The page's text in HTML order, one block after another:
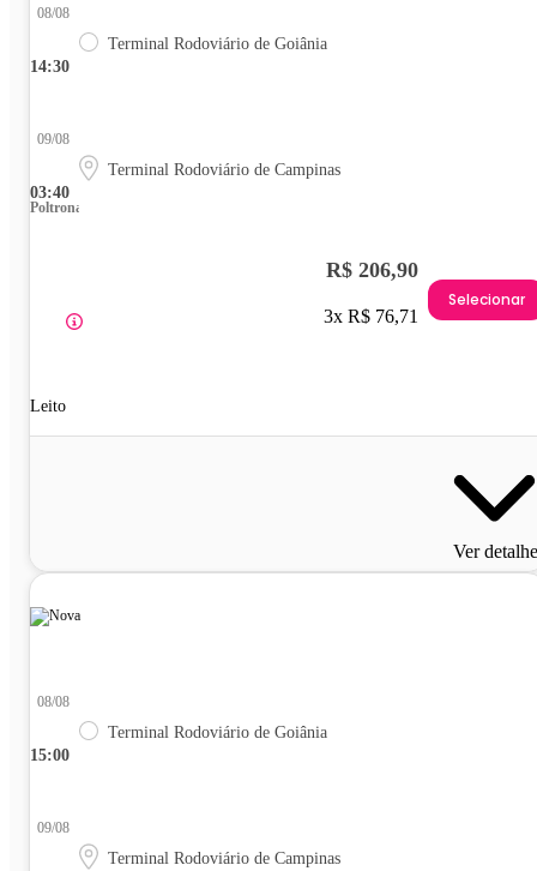
14:30
08/08
Terminal Rodoviário de Goiânia
03:40
09/08
Terminal Rodoviário de Campinas
Poltrona
Leito
R$ 206,90
3x R$ 76,71
Selecionar
Ver
15:00
08/08
Terminal Rodoviário de Goiânia
09/08
Terminal Rodoviário de Campinas